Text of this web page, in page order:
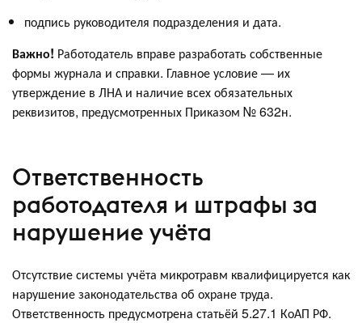
подпись руководителя подразделения и дата.
Важно! Работодатель вправе разработать собственные
формы журнала и справки. Главное условие — их
утверждение в ЛНА и наличие всех обязательных
реквизитов, предусмотренных Приказом № 632н.
Ответственность
работодателя и штрафы за
нарушение учёта
Отсутствие системы учёта микротравм квалифицируется как
нарушение законодательства об охране труда.
Ответственность предусмотрена статьёй 5.27.1 КоАП РФ.